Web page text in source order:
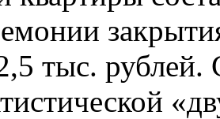
тыс. рублей.